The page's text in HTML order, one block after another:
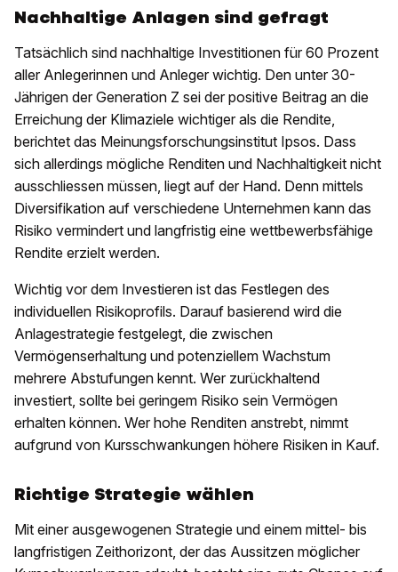
Nachhaltige Anlagen sind gefragt
Tatsächlich sind nachhaltige Investitionen für 60 Prozent
aller Anlegerinnen und Anleger wichtig. Den unter 30-
Jährigen der Generation Z sei der positive Beitrag an die
Erreichung der Klimaziele wichtiger als die Rendite,
berichtet das Meinungsforschungsinstitut Ipsos. Dass
sich allerdings mögliche Renditen und Nachhaltigkeit nicht
ausschliessen müssen, liegt auf der Hand. Denn mittels
Diversifikation auf verschiedene Unternehmen kann das
Risiko vermindert und langfristig eine wettbewerbsfähige
Rendite erzielt werden.
Wichtig vor dem Investieren ist das Festlegen des
individuellen Risikoprofils. Darauf basierend wird die
Anlagestrategie festgelegt, die zwischen
Vermögenserhaltung und potenziellem Wachstum
mehrere Abstufungen kennt. Wer zurückhaltend
investiert, sollte bei geringem Risiko sein Vermögen
erhalten können. Wer hohe Renditen anstrebt, nimmt
aufgrund von Kursschwankungen höhere Risiken in Kauf.
Richtige Strategie wählen
Mit einer ausgewogenen Strategie und einem mittel- bis
langfristigen Zeithorizont, der das Aussitzen möglicher